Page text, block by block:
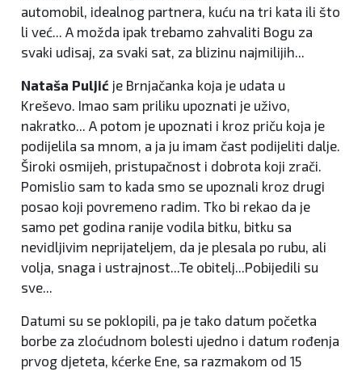
automobil, idealnog partnera, kuću na tri kata ili što
li već... A možda ipak trebamo zahvaliti Bogu za
svaki udisaj, za svaki sat, za blizinu najmilijih...
Nataša Puljić je Brnjačanka koja je udata u
Kreševo. Imao sam priliku upoznati je uživo,
nakratko... A potom je upoznati i kroz priču koja je
podijelila sa mnom, a ja ju imam čast podijeliti dalje.
Široki osmijeh, pristupačnost i dobrota koji zrači.
Pomislio sam to kada smo se upoznali kroz drugi
posao koji povremeno radim. Tko bi rekao da je
samo pet godina ranije vodila bitku, bitku sa
nevidljivim neprijateljem, da je plesala po rubu, ali
volja, snaga i ustrajnost...Te obitelj...Pobijedili su
sve...
Datumi su se poklopili, pa je tako datum početka
borbe za zloćudnom bolesti ujedno i datum rođenja
prvog djeteta, kćerke Ene, sa razmakom od 15